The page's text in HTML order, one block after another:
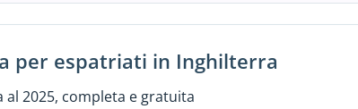
per espatriati in Inghilterra
al 2025, completa e gratuita